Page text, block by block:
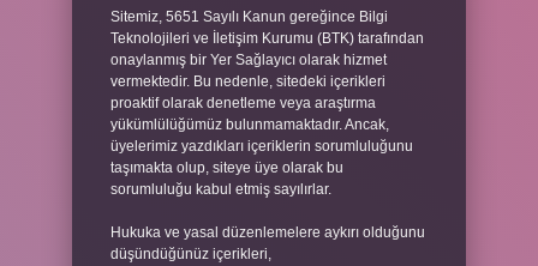
Sitemiz, 5651 Sayılı Kanun gereğince Bilgi
Teknolojileri ve İletişim Kurumu (BTK) tarafından
onaylanmış bir Yer Sağlayıcı olarak hizmet
vermektedir. Bu nedenle, sitedeki içerikleri
proaktif olarak denetleme veya araştırma
yükümlülüğümüz bulunmamaktadır. Ancak,
üyelerimiz yazdıkları içeriklerin sorumluluğunu
taşımakta olup, siteye üye olarak bu
sorumluluğu kabul etmiş sayılırlar.
Hukuka ve yasal düzenlemelere aykırı olduğunu
düşündüğünüz içerikleri,